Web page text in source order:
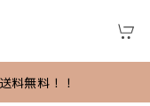
料無料！！